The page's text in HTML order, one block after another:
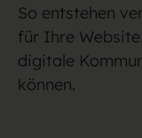
So entstehen
für Ihre
digitale
können.